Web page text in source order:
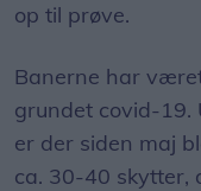
op til prøve.
Banerne har
grundet covid-19.
er der siden maj
ca. 30-40 skytter,